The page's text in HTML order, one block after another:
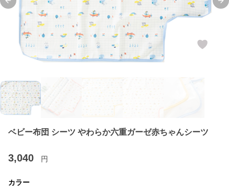
Previous slide
ベビー布団 シーツ やわらか六重ガーゼ赤ちゃんシーツ
3,040 円
カラー